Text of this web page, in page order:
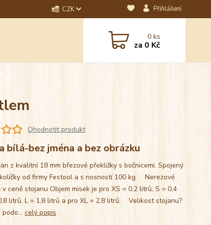
CZK Přihlášení
0ks
za 0 Kč
Ohodnotit produkt
bílá-bez jména a bez obrázku
z kvalitní 18 mm březové překližky s bočnicemi. Spojený
od firmy Festool a s nosností 100 kg. Nerezové
v ceně stojanu Objem misek je pro XS = 0,2 litrů, S = 0,4
litrů, L = 1,8 litrů a pro XL = 2,8 litrů. Velikost stojanu?
celý popis